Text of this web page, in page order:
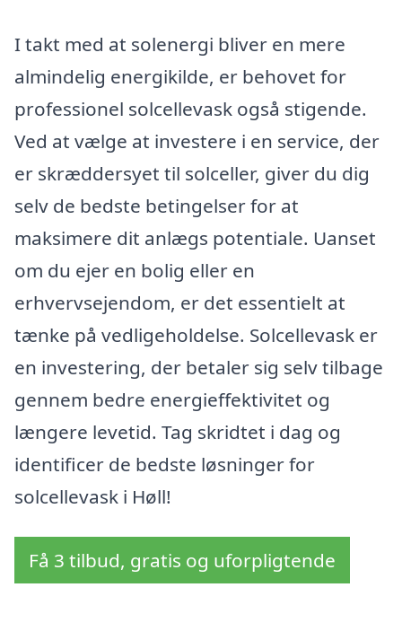
I takt med at solenergi bliver en mere
almindelig energikilde, er behovet for
professionel solcellevask også stigende.
Ved at vælge at investere i en service, der
er skræddersyet til solceller, giver du dig
selv de bedste betingelser for at
maksimere dit anlægs potentiale. Uanset
om du ejer en bolig eller en
erhvervsejendom, er det essentielt at
tænke på vedligeholdelse. Solcellevask er
en investering, der betaler sig selv tilbage
gennem bedre energieffektivitet og
længere levetid. Tag skridtet i dag og
identificer de bedste løsninger for
solcellevask i Høll!
Få 3 tilbud, gratis og uforpligtende